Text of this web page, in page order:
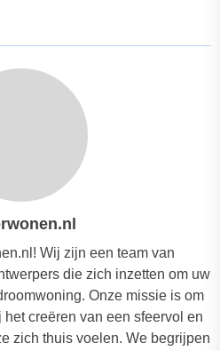
Wij zijn een team van
die zich inzetten om uw
Onze missie is om
creëren van een sfeervol en
zich thuis voelen. We begrijpen